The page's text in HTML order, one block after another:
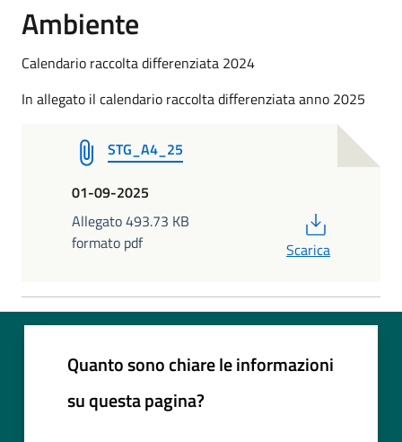
Ambiente
Calendario raccolta differenziata 2024
In allegato il calendario raccolta differenziata anno 2025
STG_A4_25
01-09-2025
Allegato 493.73 KB
formato pdf
Scarica
Quanto sono chiare le informazioni
su questa pagina?